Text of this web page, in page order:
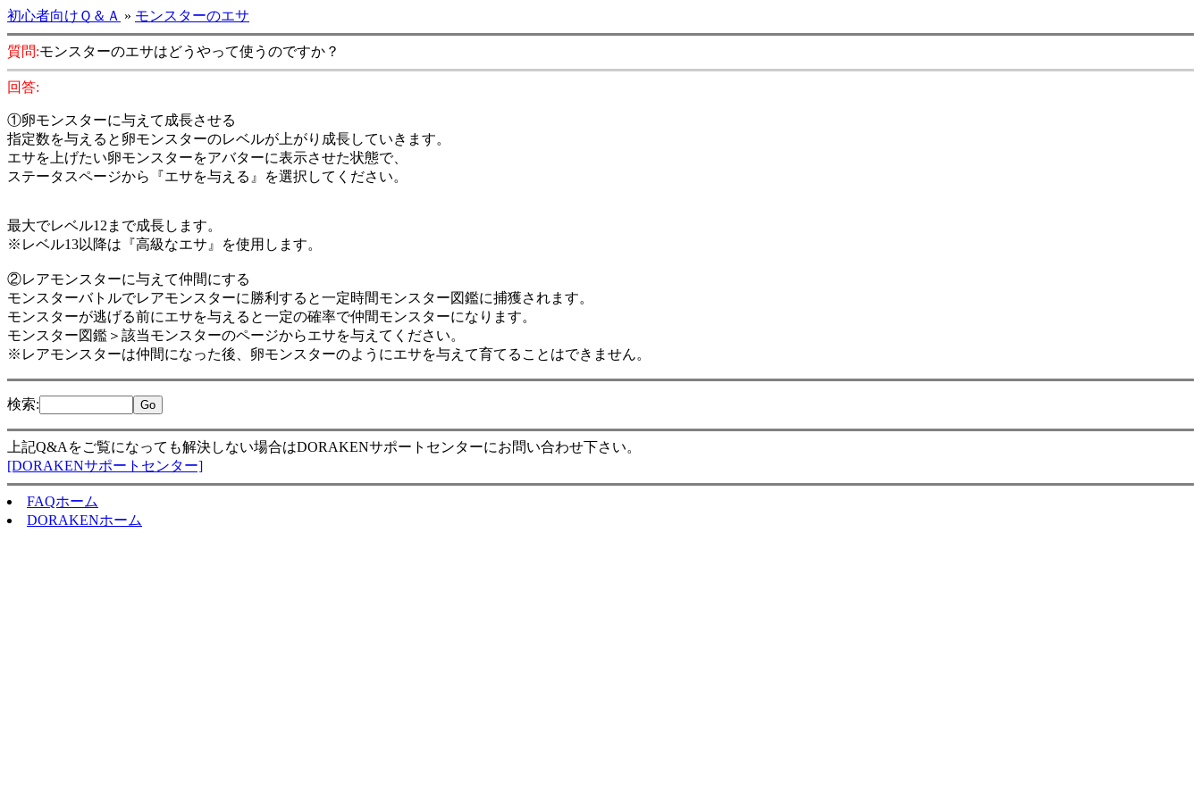
初心者向けＱ＆Ａ » モンスターのエサ
質問:モンスターのエサはどうやって使うのですか？
回答:
①卵モンスターに与えて成長させる
指定数を与えると卵モンスターのレベルが上がり成長していきます。
エサを上げたい卵モンスターをアバターに表示させた状態で、
ステータスページから『エサを与える』を選択してください。
最大でレベル12まで成長します。
※レベル13以降は『高級なエサ』を使用します。
②レアモンスターに与えて仲間にする
モンスターバトルでレアモンスターに勝利すると一定時間モンスター図鑑に捕獲されます。
モンスターが逃げる前にエサを与えると一定の確率で仲間モンスターになります。
モンスター図鑑＞該当モンスターのページからエサを与えてください。
※レアモンスターは仲間になった後、卵モンスターのようにエサを与えて育てることはできません。
検索:
上記Q&Aをご覧になっても解決しない場合はDORAKENサポートセンターにお問い合わせ下さい。
[DORAKENサポートセンター]
FAQホーム
DORAKENホーム